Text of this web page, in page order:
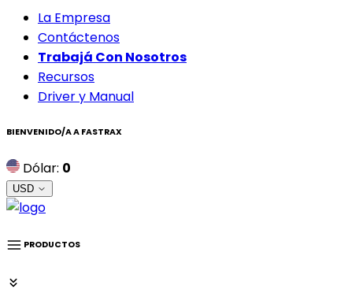
La Empresa
Contáctenos
Trabajá Con Nosotros
Recursos
Driver y Manual
BIENVENIDO/A A FASTRAX
Dólar: 0
USD
PRODUCTOS